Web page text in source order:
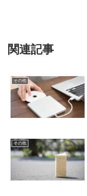
関連記事
その他
その他